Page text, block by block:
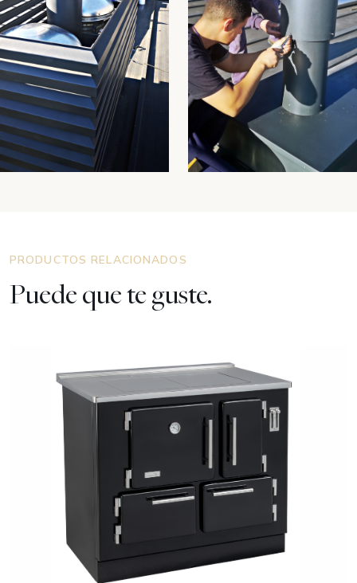
PRODUCTOS RELACIONADOS
Puede que te guste.